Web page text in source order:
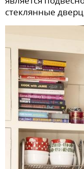
стеклянные